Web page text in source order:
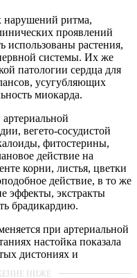
нарушений ритма,
проявлений
использованы растения,
системы. Их же
патологии сердца для
усугубляющих
миокарда.
вегето-сосудистой
фитостерины,
действие на
корни, листья, цветки
действие, в то же
эффекты, экстракты
брадикардию.
при артериальной
настойка показала
дистониях и